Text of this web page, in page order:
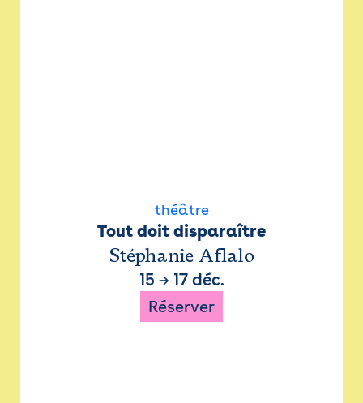
théâtre
Tout doit disparaître
Stéphanie Aflalo
15 → 17 déc.
Réserver